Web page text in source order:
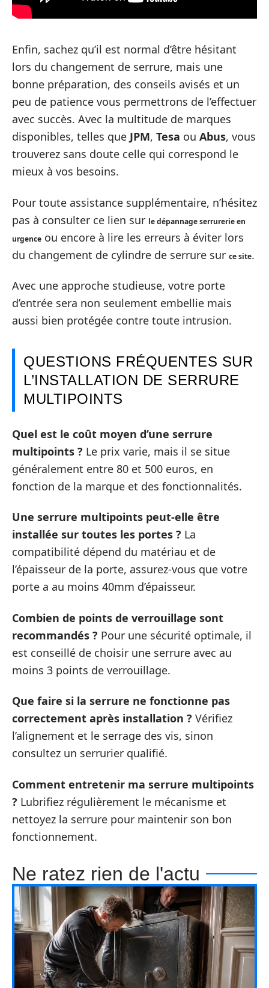
Enfin, sachez qu’il est normal d’être hésitant
lors du changement de serrure, mais une
bonne préparation, des conseils avisés et un
peu de patience vous permettrons de l’effectuer
avec succès. Avec la multitude de marques
disponibles, telles que JPM, Tesa ou Abus, vous
trouverez sans doute celle qui correspond le
mieux à vos besoins.
Pour toute assistance supplémentaire, n’hésitez
pas à consulter ce lien sur le dépannage serrurerie en
urgence ou encore à lire les erreurs à éviter lors
du changement de cylindre de serrure sur ce site.
Avec une approche studieuse, votre porte
d’entrée sera non seulement embellie mais
aussi bien protégée contre toute intrusion.
QUESTIONS FRÉQUENTES SUR
L’INSTALLATION DE SERRURE
MULTIPOINTS
Quel est le coût moyen d’une serrure
multipoints ? Le prix varie, mais il se situe
généralement entre 80 et 500 euros, en
fonction de la marque et des fonctionnalités.
Une serrure multipoints peut-elle être
installée sur toutes les portes ? La
compatibilité dépend du matériau et de
l’épaisseur de la porte, assurez-vous que votre
porte a au moins 40mm d’épaisseur.
Combien de points de verrouillage sont
recommandés ? Pour une sécurité optimale, il
est conseillé de choisir une serrure avec au
moins 3 points de verrouillage.
Que faire si la serrure ne fonctionne pas
correctement après installation ? Vérifiez
l’alignement et le serrage des vis, sinon
consultez un serrurier qualifié.
Comment entretenir ma serrure multipoints
? Lubrifiez régulièrement le mécanisme et
nettoyez la serrure pour maintenir son bon
fonctionnement.
Ne ratez rien de l'actu